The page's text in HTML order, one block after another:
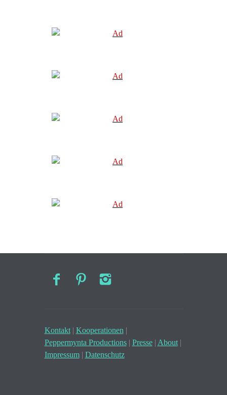
Kontakt| Kooperationen |
Peppermynta Productions| Presse| About|
Impressum| Datenschutz